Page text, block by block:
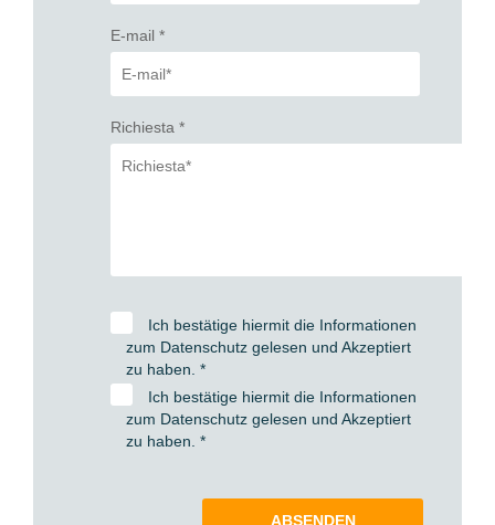
E-mail *
Richiesta *
Ich bestätige hiermit die Informationen
zum Datenschutz gelesen und Akzeptiert
zu haben. *
Ich bestätige hiermit die Informationen
zum Datenschutz gelesen und Akzeptiert
zu haben. *